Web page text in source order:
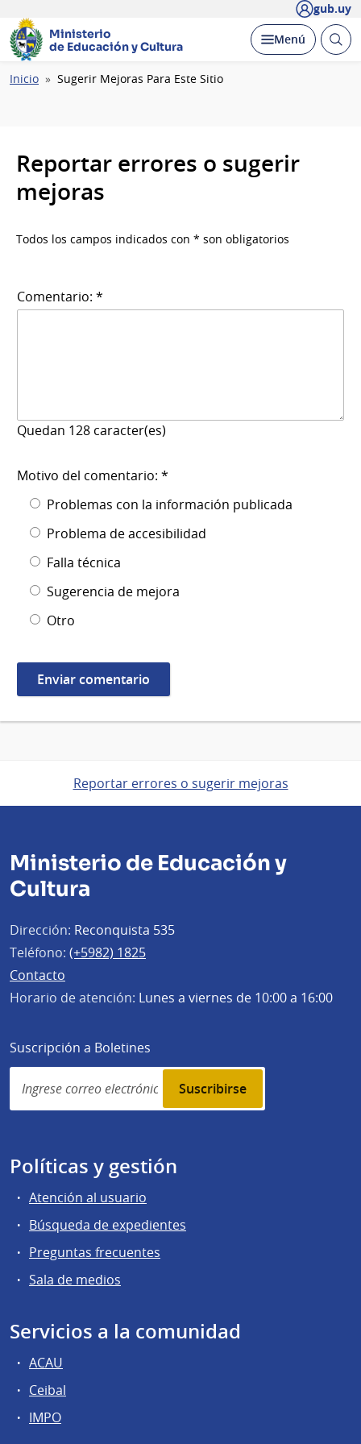
gub.uy
Ministerio
de Educación y Cultura
Desplegar
Menú Abrir
Ruta
Inicio Sugerir Mejoras Para Este Sitio
Reportar errores o sugerir
mejoras
Todos los campos indicados con * son obligatorios
Comentario: *
Quedan 128 caracter(es)
Motivo del comentario: *
Problemas con la información publicada
Problema de accesibilidad
Falla técnica
Sugerencia de mejora
Otro
Reportar errores o sugerir mejoras
Ministerio de Educación y
Cultura
Dirección: Reconquista 535
Teléfono: (+5982) 1825
Contacto
Horario de atención: Lunes a viernes de 10:00 a 16:00
Suscripción a Boletines
Simplenews
subscription
Políticas y gestión
Atención al usuario
Búsqueda de expedientes
Preguntas frecuentes
Sala de medios
Servicios a la comunidad
ACAU
Ceibal
IMPO